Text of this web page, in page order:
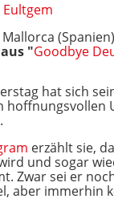
"Goodbye
hat sich
hoffnungsvollen
erzählt sie,
und sogar
Zwar sei er
aber immerhin